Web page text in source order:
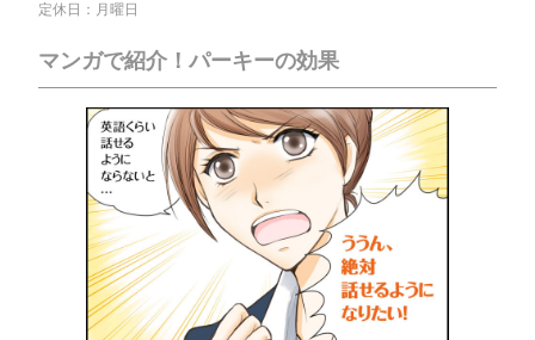
定休日：月曜日
マンガで紹介！パーキーの効果